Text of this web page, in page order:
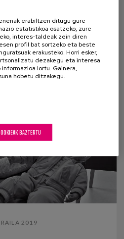
burua aurkezteko, ez
ezin ditudan gauzak edo
dizkidaten diagnostiko
2019
erabiltzen ditugu gure
estatistikoa osatzeko, zure
interes-taldeak zein diren
profil bat sortzeko eta beste
erakusteko. Horri esker,
dezakegu eta interesa
lortu. Gainera,
hobetu ditzakegu.
BAZTERTU